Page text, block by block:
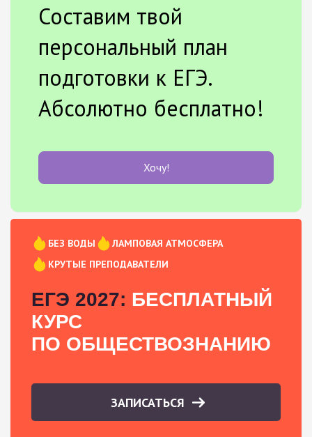
Составим твой
персональный план
подготовки к ЕГЭ.
Абсолютно бесплатно!
Хочу!
БЕЗ ВОДЫ
ЛАМПОВАЯ АТМОСФЕРА
КРУТЫЕ ПРЕПОДАВАТЕЛИ
ЕГЭ 2027: БЕСПЛАТНЫЙ
КУРС
ПО ОБЩЕСТВОЗНАНИЮ
ЗАПИСАТЬСЯ